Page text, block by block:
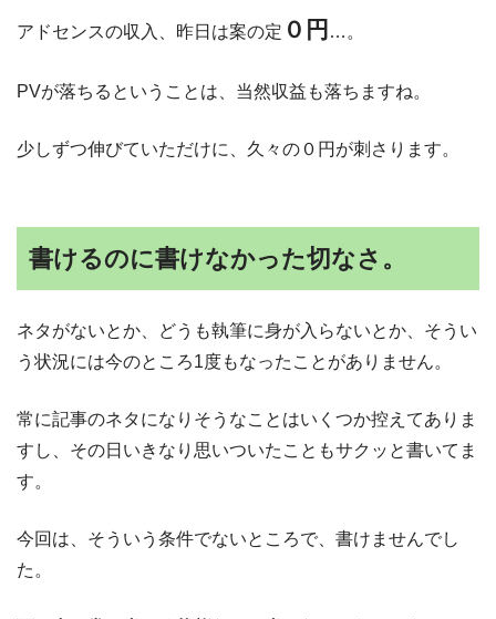
アドセンスの収入、昨日は案の定 ０円 …。
PVが落ちるということは、当然収益も落ちますね。
少しずつ伸びていただけに、久々の０円が刺さります。
書けるのに書けなかった切なさ。
ネタがないとか、どうも執筆に身が入らないとか、そうい
う状況には今のところ1度もなったことがありません。
常に記事のネタになりそうなことはいくつか控えてありま
すし、その日いきなり思いついたこともサクッと書いてま
す。
今回は、そういう条件でないところで、書けませんでし
た。